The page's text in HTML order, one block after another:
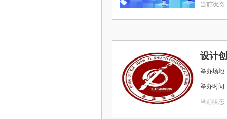
当前状态
设计
举办时间
当前状态